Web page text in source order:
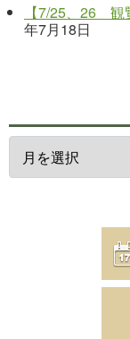
【7/25、26 観
年7月18日